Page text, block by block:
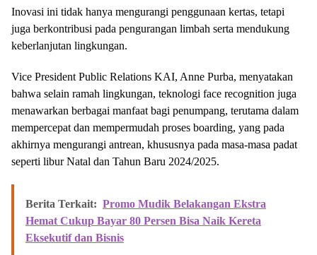
Inovasi ini tidak hanya mengurangi penggunaan kertas, tetapi
juga berkontribusi pada pengurangan limbah serta mendukung
keberlanjutan lingkungan.
Vice President Public Relations KAI, Anne Purba, menyatakan
bahwa selain ramah lingkungan, teknologi face recognition juga
menawarkan berbagai manfaat bagi penumpang, terutama dalam
mempercepat dan mempermudah proses boarding, yang pada
akhirnya mengurangi antrean, khususnya pada masa-masa padat
seperti libur Natal dan Tahun Baru 2024/2025.
Berita Terkait: Promo Mudik Belakangan Ekstra
Hemat Cukup Bayar 80 Persen Bisa Naik Kereta
Eksekutif dan Bisnis